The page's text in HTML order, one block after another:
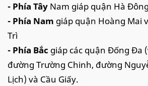
- Phía Tây Nam giáp quận Hà Đông
- Phía Nam giáp quận Hoàng Mai
Trì
- Phía Bắc giáp các quận Đống Đa
đường Trường Chinh, đường
Lịch) và Cầu Giấy.